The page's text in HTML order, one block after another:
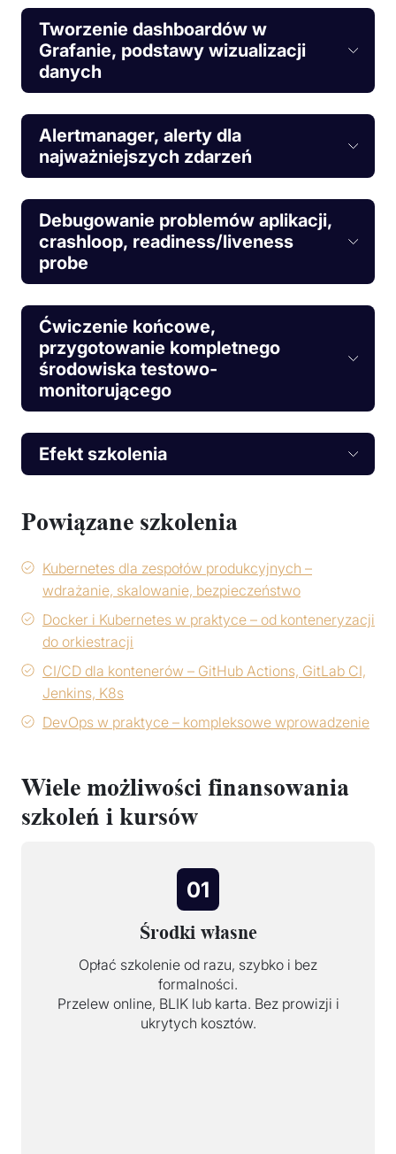
Tworzenie dashboardów w
Grafanie, podstawy wizualizacji
danych
Alertmanager, alerty dla
najważniejszych zdarzeń
Debugowanie problemów aplikacji,
crashloop, readiness/liveness
probe
Ćwiczenie końcowe,
przygotowanie kompletnego
środowiska testowo-
monitorującego
Efekt szkolenia
Powiązane szkolenia
Kubernetes dla zespołów produkcyjnych –
wdrażanie, skalowanie, bezpieczeństwo
Docker i Kubernetes w praktyce – od konteneryzacji
do orkiestracji
CI/CD dla kontenerów – GitHub Actions, GitLab CI,
Jenkins, K8s
DevOps w praktyce – kompleksowe wprowadzenie
Wiele możliwości finansowania
szkoleń i kursów
01
Środki własne
Opłać szkolenie od razu, szybko i bez
formalności.
Przelew online, BLIK lub karta. Bez prowizji i
ukrytych kosztów.